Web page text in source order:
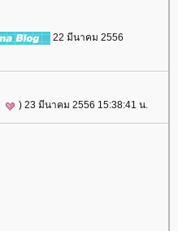
22 มีนาคม 2556
) 23 มีนาคม 2556 15:38:41 น.